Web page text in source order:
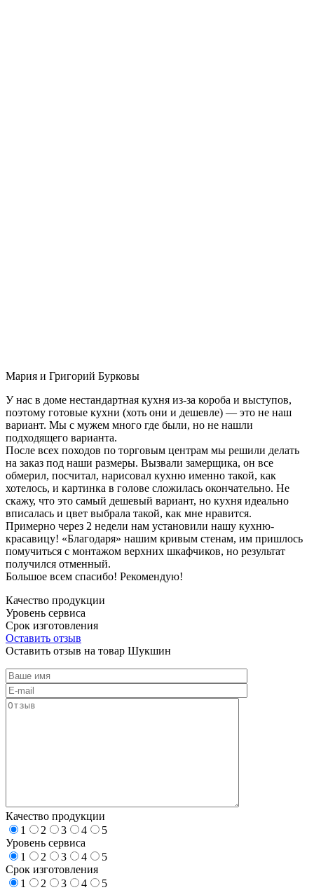
Мария и Григорий Бурковы
У нас в доме нестандартная кухня из-за короба и выступов,
поэтому готовые кухни (хоть они и дешевле) — это не наш
вариант. Мы с мужем много где были, но не нашли
подходящего варианта.
После всех походов по торговым центрам мы решили делать
на заказ под наши размеры. Вызвали замерщика, он все
обмерил, посчитал, нарисовал кухню именно такой, как
хотелось, и картинка в голове сложилась окончательно. Не
скажу, что это самый дешевый вариант, но кухня идеально
вписалась и цвет выбрала такой, как мне нравится.
Примерно через 2 недели нам установили нашу кухню-
красавицу! «Благодаря» нашим кривым стенам, им пришлось
помучиться с монтажом верхних шкафчиков, но результат
получился отменный.
Большое всем спасибо! Рекомендую!
Качество продукции
Уровень сервиса
Срок изготовления
Оставить отзыв
Оставить отзыв на товар Шукшин
Качество продукции
1
2 3 4
5
Уровень сервиса
1
2 3 4
5
Срок изготовления
1
2 3 4
5